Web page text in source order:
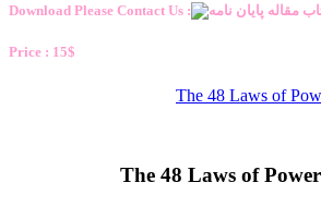
Download Please Contact Us :
Price : 15$